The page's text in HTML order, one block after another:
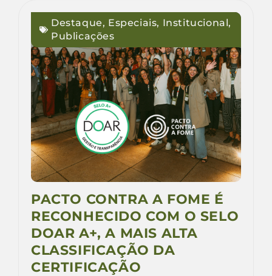
Destaque, Especiais, Institucional,
Publicações
PACTO CONTRA A FOME É
RECONHECIDO COM O SELO
DOAR A+, A MAIS ALTA
CLASSIFICAÇÃO DA
CERTIFICAÇÃO